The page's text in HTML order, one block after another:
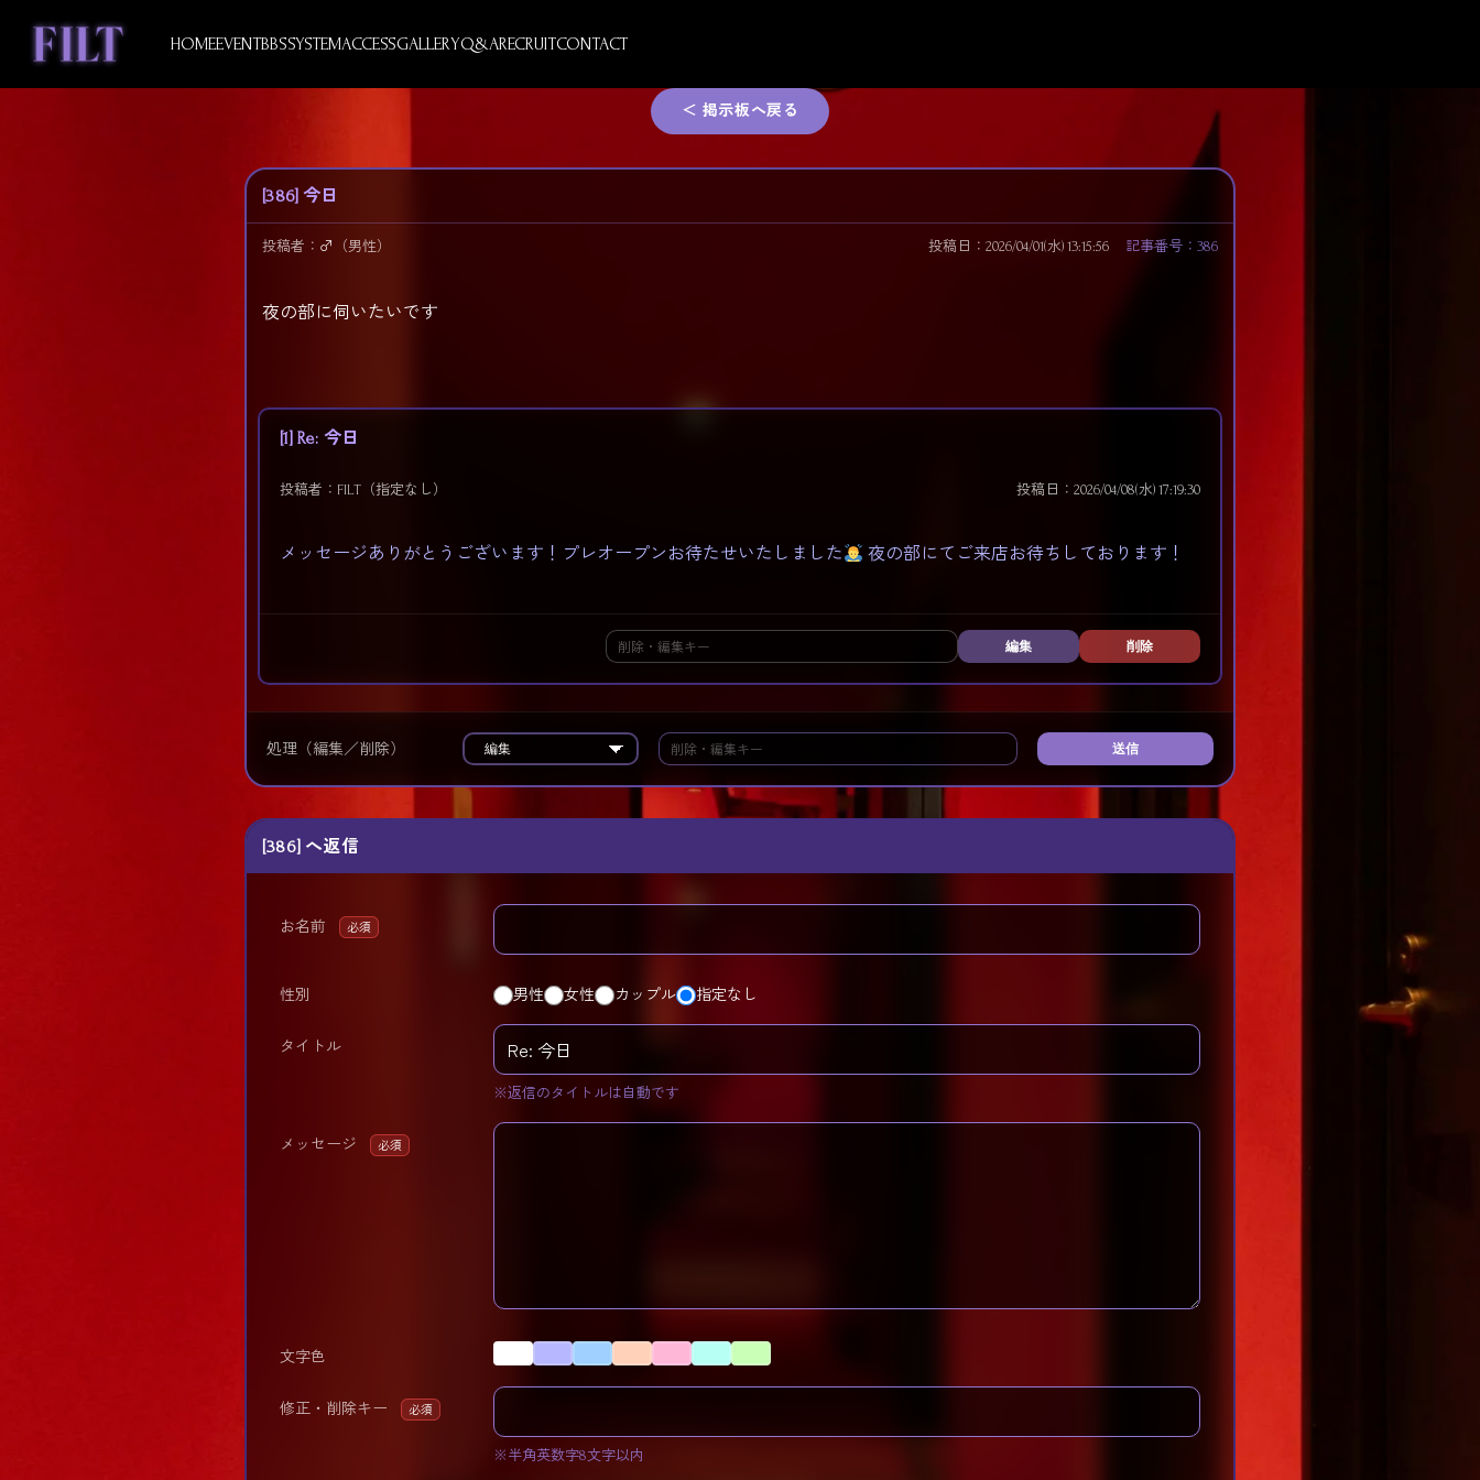
content
HOMEEVENTBBSSYSTEMACCESSGALLERYQ&ARECRUITCONTACT
＜ 掲示板へ戻る
[386] 今日
投稿者： ♂︎ （男性） 投稿日：2026/04/01(水) 13:15:56 記事番号：386
夜の部に伺いたいです
[1] Re: 今日
投稿者：FILT（指定なし） 投稿日：2026/04/08(水) 17:19:30
メッセージありがとうございます！プレオープンお待たせいたしました 夜の部にてご来店お待ちしております！
編集 削除
処理（編集／削除） 送信
[386] へ返信
お名前 必須
性別 男性 女性 カップル 指定なし
タイトル
※返信のタイトルは自動です
メッセージ 必須
文字色
修正・削除キー 必須
※半角英数字8文字以内